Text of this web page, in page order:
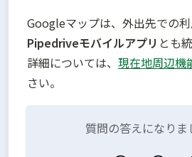
Googleマップは、外出先での
Pipedriveモバイルアプリ とも
詳細については、 現在地周辺機
さい。
質問の答えになりま